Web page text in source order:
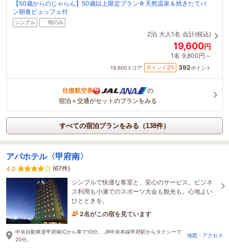
【50歳からのじゃらん】50歳以上限定プラン☆天然温泉＆焼きたてパ
ン朝食ビュッフェ付
シングル 朝のみ
2泊 大人1名 合計(税込)
19,600円
1名 9,800円～
19,600スコア ポイント 2% 392ポイント
往復航空券
の
宿泊＋交通がセットのプランをみる
すべての宿泊プランをみる（138件）
アパホテル〈甲府南〉
4.0
(67件)
シンプルで快適な客室と、安心のサービス。ビジネ
ス利用も小瀬でのスポーツ大会も観光も。心地よい
ひとときを。
2名がこの宿を見ています
中央自動車道甲府南ICから車で10分。 JR中央本線甲府駅からタクシーで
20分。
地図・アクセス